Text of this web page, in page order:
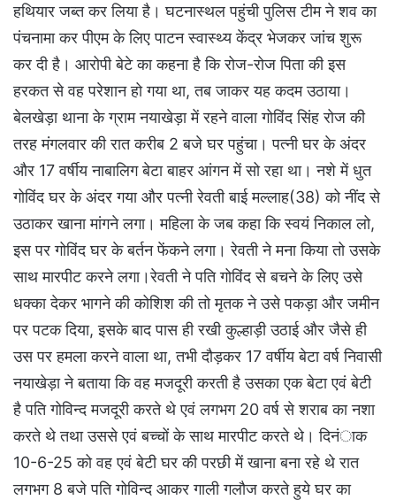
हथियार जब्त कर लिया है। घटनास्थल पहुंची पुलिस टीम ने शव का
पंचनामा कर पीएम के लिए पाटन स्वास्थ्य केंद्र भेजकर जांच शुरू
कर दी है। आरोपी बेटे का कहना है कि रोज-रोज पिता की इस
हरकत से वह परेशान हो गया था, तब जाकर यह कदम उठाया।
बेलखेड़ा थाना के ग्राम नयाखेड़ा में रहने वाला गोविंद सिंह रोज की
तरह मंगलवार की रात करीब 2 बजे घर पहुंचा। पत्नी घर के अंदर
और 17 वर्षीय नाबालिग बेटा बाहर आंगन में सो रहा था। नशे में धुत
गोविंद घर के अंदर गया और पत्नी रेवती बाई मल्लाह(38) को नींद से
उठाकर खाना मांगने लगा। महिला के जब कहा कि स्वयं निकाल लो,
इस पर गोविंद घर के बर्तन फेंकने लगा। रेवती ने मना किया तो उसके
साथ मारपीट करने लगा।रेवती ने पति गोविंद से बचने के लिए उसे
धक्का देकर भागने की कोशिश की तो मृतक ने उसे पकड़ा और जमीन
पर पटक दिया, इसके बाद पास ही रखी कुल्हाड़ी उठाई और जैसे ही
उस पर हमला करने वाला था, तभी दौड़कर 17 वर्षीय बेटा वर्ष निवासी
नयाखेड़ा ने बताया कि वह मजदूरी करती है उसका एक बेटा एवं बेटी
है पति गोविन्द मजदूरी करते थे एवं लगभग 20 वर्ष से शराब का नशा
करते थे तथा उससे एवं बच्चों के साथ मारपीट करते थे। दिनंाक
10-6-25 को वह एवं बेटी घर की परछी में खाना बना रहे थे रात
लगभग 8 बजे पति गोविन्द आकर गाली गलौज करते हुये घर का